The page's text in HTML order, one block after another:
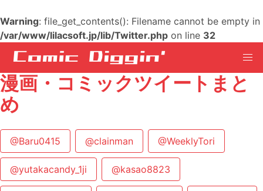
Warning: file_get_contents(): Filename cannot be empty in
/var/www/lilacsoft.jp/lib/Twitter.php on line 32
漫画・コミックツイートまと
め
@Baru0415 @clainman @WeeklyTori
@yutakacandy_1ji @kasao8823